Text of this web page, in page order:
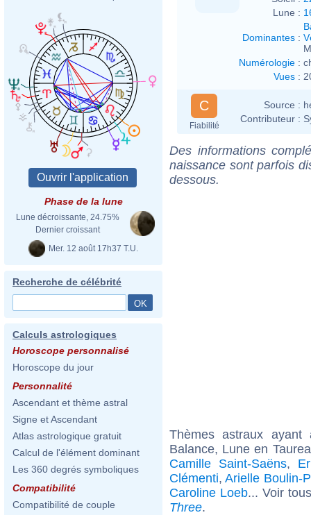
Phase de la lune
Lune décroissante, 24.75%
Dernier croissant
Mer. 12 août 17h37 T.U.
Recherche de célébrité
Calculs astrologiques
Horoscope personnalisé
Horoscope du jour
Personnalité
Ascendant et thème astral
Signe et Ascendant
Atlas astrologique gratuit
Calcul de l'élément dominant
Les 360 degrés symboliques
Compatibilité
Compatibilité de couple
Lune :
Dominantes :
Numérologie :
Vues :
C
Fiabilité
Source :
Contributeur :
Des informations
naissance sont parfois
dessous.
Thèmes astraux
Balance, Lune en
Camille Saint-Saëns,
Clémenti,Arielle Boulin-
Caroline Loeb... Voir
Three.